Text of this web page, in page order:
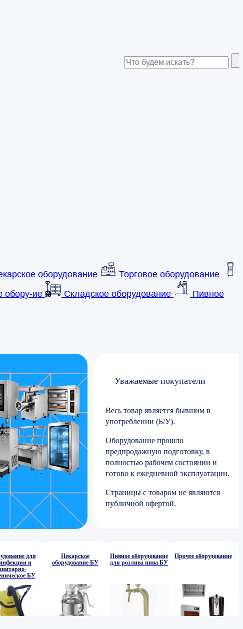
оборудование
Торговое оборудование
обору-ие Складское оборудование
Пивное
Уважаемые покупатели
Весь товар является бывшим в
употреблении (Б/У).
Оборудование прошло
предпродажную подготовку, в
полностью рабочем состоянии и
готово к ежедневной эксплуатации.
Страницы с товаром не являются
публичной офертой.
для
и
БУ
Пекарское
оборудование БУ
Пивное оборудование
для розлива пива БУ
Прочее оборудование